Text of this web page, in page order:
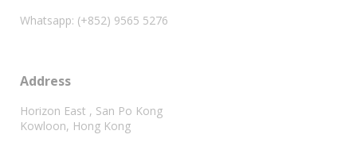
Whatsapp: (+852) 9565 5276
Address
Horizon East , San Po Kong
Kowloon, Hong Kong